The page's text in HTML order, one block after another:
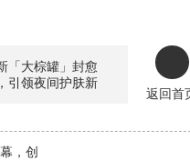
「大棕罐」封愈
引领夜间护肤新
返回首
，创